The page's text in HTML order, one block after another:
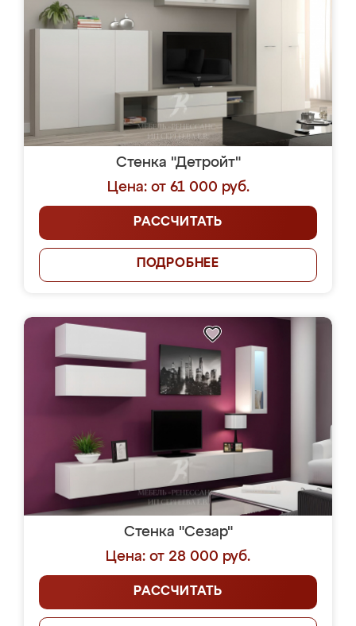
Стенка "Детройт"
Цена: от 61 000 руб.
РАССЧИТАТЬ
ПОДРОБНЕЕ
Стенка "Сезар"
Цена: от 28 000 руб.
РАССЧИТАТЬ